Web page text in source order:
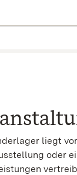
liegt
oder